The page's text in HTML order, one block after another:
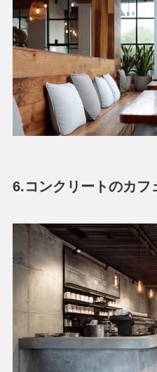
6.コンクリートのカフ